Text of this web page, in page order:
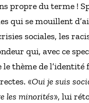
propre du terme !
qui se mouillent
sociales, les
qui, avec ce
thème de l’identité
«Oui je suis
les minorités», lui